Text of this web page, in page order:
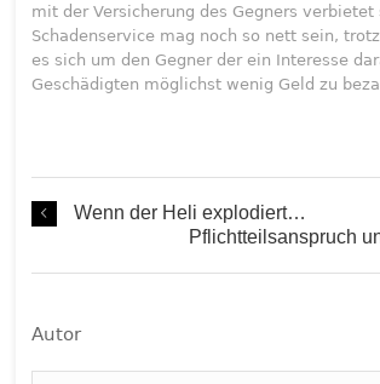
mit der Versicherung des Gegners verbietet
Schadenservice mag noch so nett sein,
es sich um den Gegner der ein Interesse
Geschädigten möglichst wenig Geld zu
Wenn der Heli explodiert…
Pflichtteilsanspruch
Autor